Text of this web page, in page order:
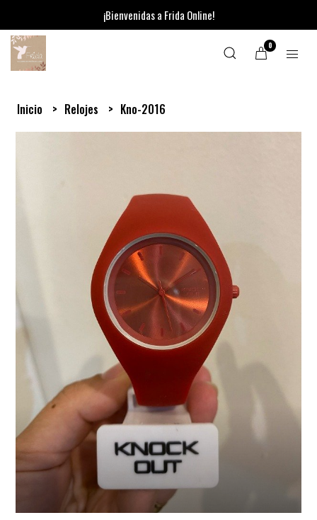
¡Bienvenidas a Frida Online!
0
Inicio Relojes Kno-2016